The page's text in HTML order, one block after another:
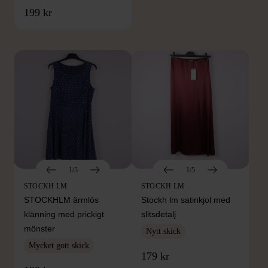
199 kr
FRÅN SAMMA VARUMÄRKE
1/5
STOCKH LM
STOCKHLM ärmlös
klänning med prickigt
mönster
Mycket gott skick
1/5
STOCKH LM
Stockh lm satinkjol med
slitsdetalj
Nytt skick
179 kr